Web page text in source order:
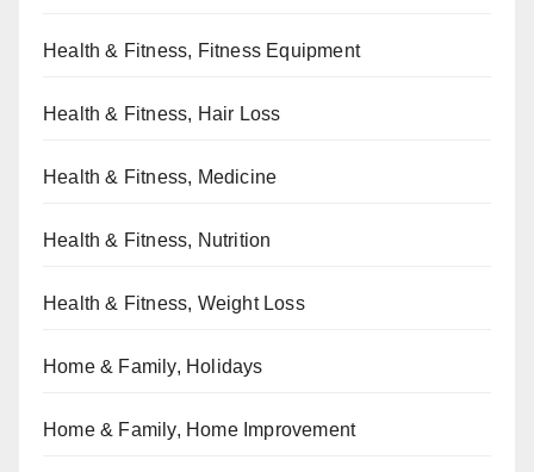
Health & Fitness, Fitness Equipment
Health & Fitness, Hair Loss
Health & Fitness, Medicine
Health & Fitness, Nutrition
Health & Fitness, Weight Loss
Home & Family, Holidays
Home & Family, Home Improvement